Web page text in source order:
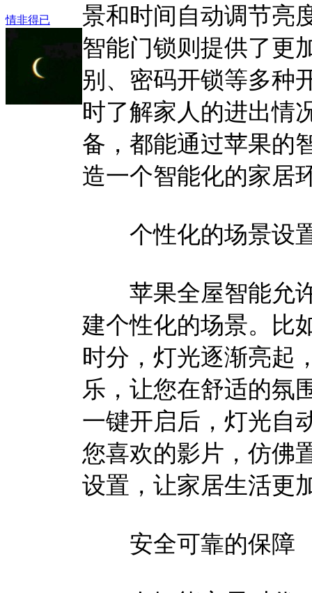
情非得已
景和时间自动调节亮
智能门锁则提供了更
别、密码开锁等多种
时了解家人的进出情
备，都能通过苹果的
造一个智能化的家居
个性化的场景设
苹果全屋智能允许
建个性化的场景。比
时分，灯光逐渐亮起
乐，让您在舒适的氛
一键开启后，灯光自
您喜欢的影片，仿佛
设置，让家居生活更
安全可靠的保障